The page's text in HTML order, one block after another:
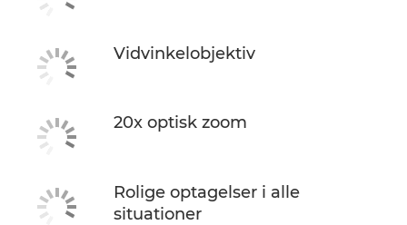
Vidvinkelobjektiv
20x optisk zoom
Rolige optagelser i alle
situationer